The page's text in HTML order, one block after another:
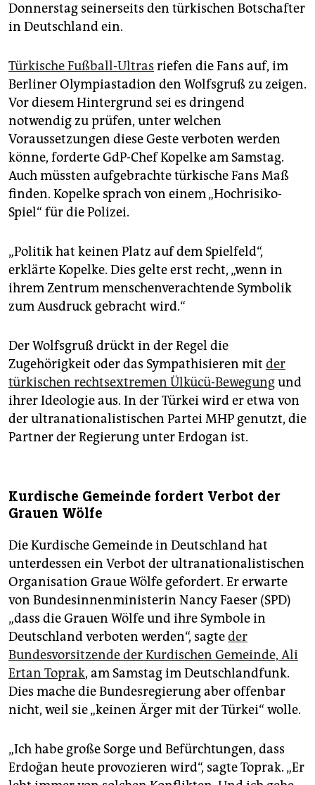
Donnerstag seinerseits den türkischen Botschafter
in Deutschland ein.
Türkische Fußball-Ultras riefen die Fans auf, im
Berliner Olympiastadion den Wolfsgruß zu zeigen.
Vor diesem Hintergrund sei es dringend
notwendig zu prüfen, unter welchen
Voraussetzungen diese Geste verboten werden
könne, forderte GdP-Chef Kopelke am Samstag.
Auch müssten aufgebrachte türkische Fans Maß
finden. Kopelke sprach von einem „Hochrisiko-
Spiel“ für die Polizei.
„Politik hat keinen Platz auf dem Spielfeld“,
erklärte Kopelke. Dies gelte erst recht, „wenn in
ihrem Zentrum menschenverachtende Symbolik
zum Ausdruck gebracht wird.“
Der Wolfsgruß drückt in der Regel die
Zugehörigkeit oder das Sympathisieren mit der
türkischen rechtsextremen Ülkücü-Bewegungund
ihrer Ideologie aus. In der Türkei wird er etwa von
der ultranationalistischen Partei MHP genutzt, die
Partner der Regierung unter Erdogan ist.
Kurdische Gemeinde fordert Verbot der
Grauen Wölfe
Die Kurdische Gemeinde in Deutschland hat
unterdessen ein Verbot der ultranationalistischen
Organisation Graue Wölfe gefordert. Er erwarte
von Bundesinnenministerin Nancy Faeser (SPD)
„dass die Grauen Wölfe und ihre Symbole in
Deutschland verboten werden“, sagteder
Bundesvorsitzende der Kurdischen Gemeinde, Ali
Ertan Toprak, am Samstag im Deutschlandfunk.
Dies mache die Bundesregierung aber offenbar
nicht, weil sie „keinen Ärger mit der Türkei“ wolle.
„Ich habe große Sorge und Befürchtungen, dass
Erdoğan heute provozieren wird“, sagte Toprak. „Er